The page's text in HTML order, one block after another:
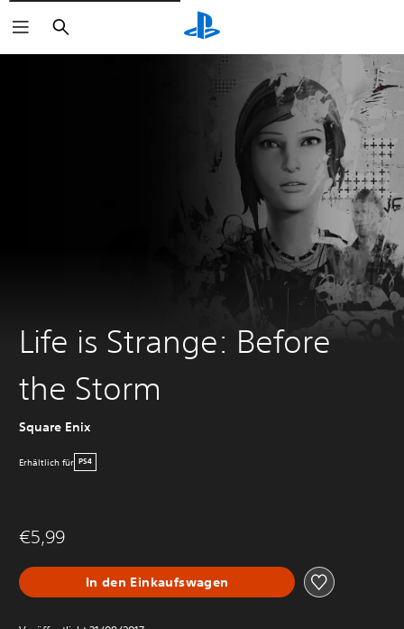
Suchen
Life is Strange: Before
the Storm
Square Enix
Erhältlich für PS4
€5,99
In den Einkaufswagen